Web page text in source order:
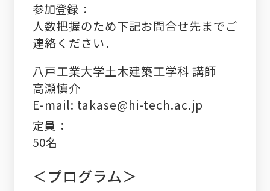
参加登録
人数把握のため下記お問合せ先までご
連絡ください．
八戸工業大学土木建築工学科 講師
高瀬慎介
E-mail: takase@hi-tech.ac.jp
定員
50名
＜プログラム＞